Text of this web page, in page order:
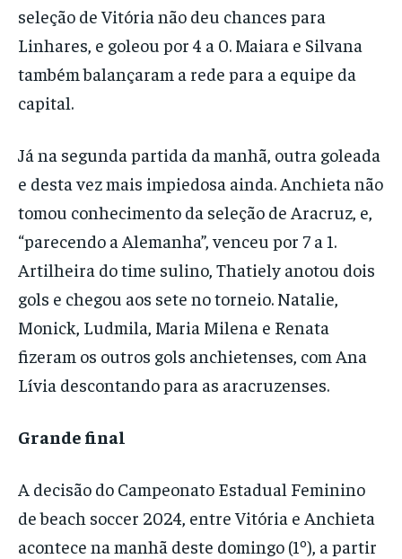
seleção de Vitória não deu chances para
Linhares, e goleou por 4 a 0. Maiara e Silvana
também balançaram a rede para a equipe da
capital.
Já na segunda partida da manhã, outra goleada
e desta vez mais impiedosa ainda. Anchieta não
tomou conhecimento da seleção de Aracruz, e,
“parecendo a Alemanha”, venceu por 7 a 1.
Artilheira do time sulino, Thatiely anotou dois
gols e chegou aos sete no torneio. Natalie,
Monick, Ludmila, Maria Milena e Renata
fizeram os outros gols anchietenses, com Ana
Lívia descontando para as aracruzenses.
Grande final
A decisão do Campeonato Estadual Feminino
de beach soccer 2024, entre Vitória e Anchieta
acontece na manhã deste domingo (1º), a partir